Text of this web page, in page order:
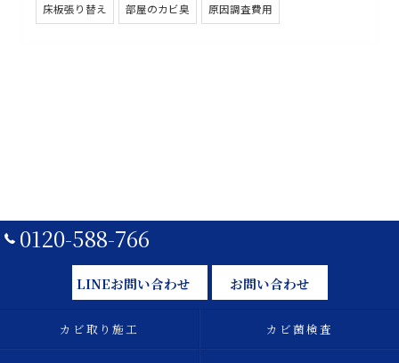
床板張り替え 部屋のカビ臭 原因調査費用
0120-588-766
LINEお問い合わせ お問い合わせ
カビ取り施工 カビ菌検査